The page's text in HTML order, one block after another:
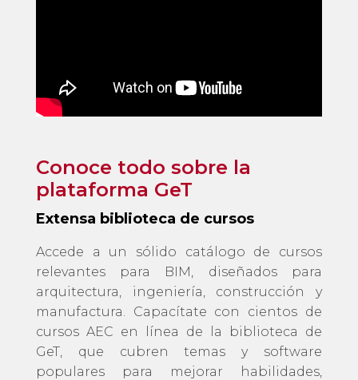
Conoce todo sobre la
plataforma GeT
Extensa biblioteca de cursos
Accede a un sólido catálogo de cursos
relevantes para BIM, diseñados para
arquitectura, ingeniería, construcción y
manufactura. Capacítate con cientos de
cursos AEC en línea de la biblioteca de
GeT, que cubren temas y software
populares para mejorar habilidades,